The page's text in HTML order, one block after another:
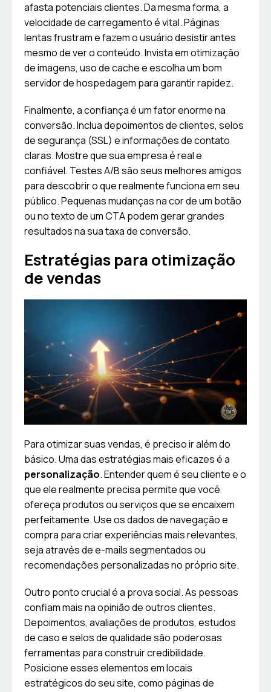
afasta potenciais clientes. Da mesma forma, a
velocidade de carregamento é vital. Páginas
lentas frustram e fazem o usuário desistir antes
mesmo de ver o conteúdo. Invista em otimização
de imagens, uso de cache e escolha um bom
servidor de hospedagem para garantir rapidez.
Finalmente, a confiança é um fator enorme na
conversão. Inclua depoimentos de clientes, selos
de segurança (SSL) e informações de contato
claras. Mostre que sua empresa é real e
confiável. Testes A/B são seus melhores amigos
para descobrir o que realmente funciona em seu
público. Pequenas mudanças na cor de um botão
ou no texto de um CTA podem gerar grandes
resultados na sua taxa de conversão.
Estratégias para otimização
de vendas
Para otimizar suas vendas, é preciso ir além do
básico. Uma das estratégias mais eficazes é a
personalização. Entender quem é seu cliente e o
que ele realmente precisa permite que você
ofereça produtos ou serviços que se encaixem
perfeitamente. Use os dados de navegação e
compra para criar experiências mais relevantes,
seja através de e-mails segmentados ou
recomendações personalizadas no próprio site.
Outro ponto crucial é a prova social. As pessoas
confiam mais na opinião de outros clientes.
Depoimentos, avaliações de produtos, estudos
de caso e selos de qualidade são poderosas
ferramentas para construir credibilidade.
Posicione esses elementos em locais
estratégicos do seu site, como páginas de